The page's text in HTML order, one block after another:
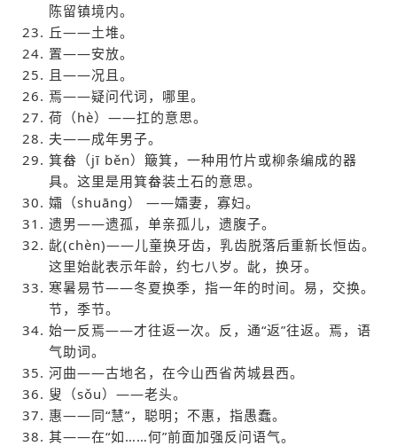
陈留镇境内。
丘——土堆。
置——安放。
且——况且。
焉——疑问代词，哪里。
荷（hè）——扛的意思。
夫——成年男子。
箕畚（jī běn）簸箕，一种用竹片或柳条编成的器
具。这里是用箕畚装土石的意思。
孀（shuāng） ——孀妻，寡妇。
遗男——遗孤，单亲孤儿，遗腹子。
龀(chèn)——儿童换牙齿，乳齿脱落后重新长恒齿。
这里始龀表示年龄，约七八岁。龀，换牙。
寒暑易节——冬夏换季，指一年的时间。易，交换。
节，季节。
始一反焉——才往返一次。反，通“返”往返。焉，语
气助词。
河曲——古地名，在今山西省芮城县西。
叟（sǒu）——老头。
惠——同“慧”，聪明；不惠，指愚蠢。
其——在“如……何”前面加强反问语气。